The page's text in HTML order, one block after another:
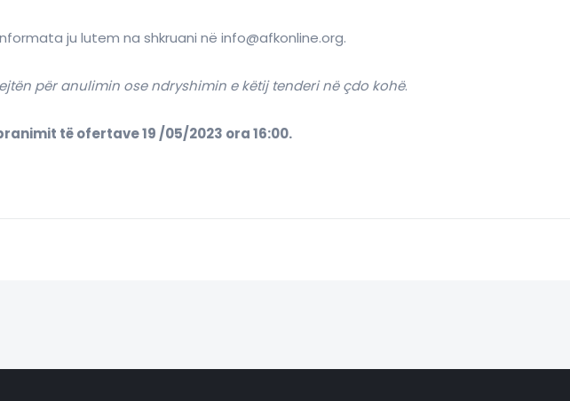
ju lutem na shkruani në info@afkonline.org.
për anulimin ose ndryshimin e këtij tenderi në çdo kohë.
të ofertave 19 /05/2023 ora 16:00.